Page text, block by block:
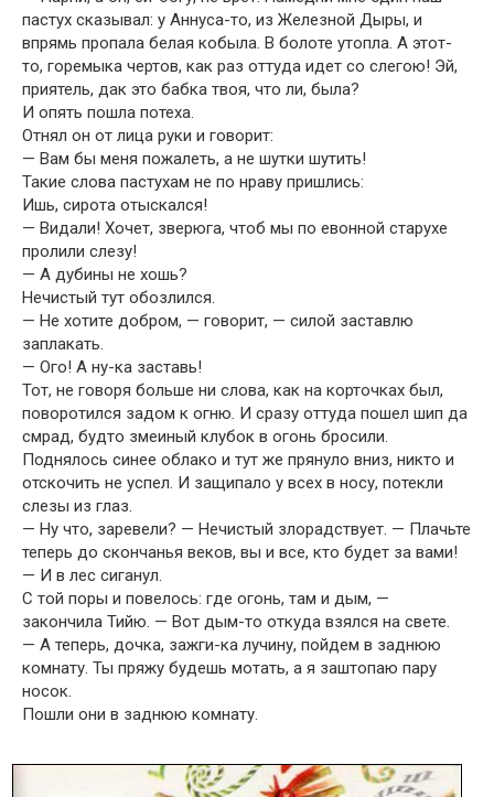
пастух сказывал: у Аннуса-то, из Железной Дыры, и
впрямь пропала белая кобыла. В болоте утопла. А этот-
то, горемыка чертов, как раз оттуда идет со слегою! Эй,
приятель, дак это бабка твоя, что ли, была?
И опять пошла потеха.
Отнял он от лица руки и говорит:
— Вам бы меня пожалеть, а не шутки шутить!
Такие слова пастухам не по нраву пришлись:
Ишь, сирота отыскался!
— Видали! Хочет, зверюга, чтоб мы по евонной старухе
пролили слезу!
— А дубины не хошь?
Нечистый тут обозлился.
— Не хотите добром, — говорит, — силой заставлю
заплакать.
— Ого! А ну-ка заставь!
Тот, не говоря больше ни слова, как на корточках был,
поворотился задом к огню. И сразу оттуда пошел шип да
смрад, будто змеиный клубок в огонь бросили.
Поднялось синее облако и тут же прянуло вниз, никто и
отскочить не успел. И защипало у всех в носу, потекли
слезы из глаз.
— Ну что, заревели? — Нечистый злорадствует. — Плачьте
теперь до скончанья веков, вы и все, кто будет за вами!
— И в лес сиганул.
С той поры и повелось: где огонь, там и дым, —
закончила Тийю. — Вот дым-то откуда взялся на свете.
— А теперь, дочка, зажги-ка лучину, пойдем в заднюю
комнату. Ты пряжу будешь мотать, а я заштопаю пару
носок.
Пошли они в заднюю комнату.